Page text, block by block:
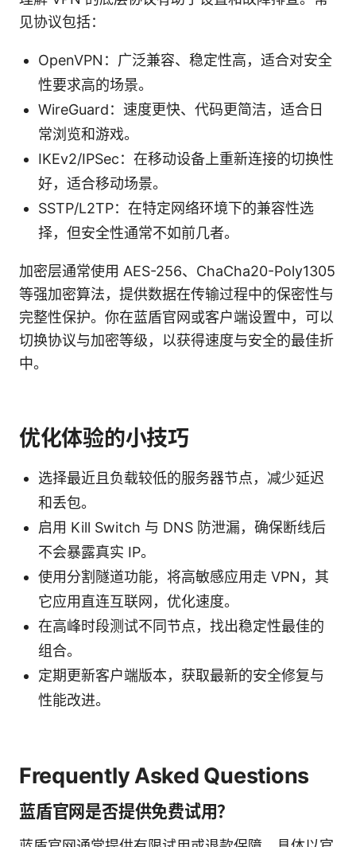
见协议包括：
OpenVPN：广泛兼容、稳定性高，适合对安全
性要求高的场景。
WireGuard：速度更快、代码更简洁，适合日
常浏览和游戏。
IKEv2/IPSec：在移动设备上重新连接的切换性
好，适合移动场景。
SSTP/L2TP：在特定网络环境下的兼容性选
择，但安全性通常不如前几者。
加密层通常使用 AES-256、ChaCha20-Poly1305
等强加密算法，提供数据在传输过程中的保密性与
完整性保护。你在蓝盾官网或客户端设置中，可以
切换协议与加密等级，以获得速度与安全的最佳折
中。
优化体验的小技巧
选择最近且负载较低的服务器节点，减少延迟
和丢包。
启用 Kill Switch 与 DNS 防泄漏，确保断线后
不会暴露真实 IP。
使用分割隧道功能，将高敏感应用走 VPN，其
它应用直连互联网，优化速度。
在高峰时段测试不同节点，找出稳定性最佳的
组合。
定期更新客户端版本，获取最新的安全修复与
性能改进。
Frequently Asked Questions
蓝盾官网是否提供免费试用？